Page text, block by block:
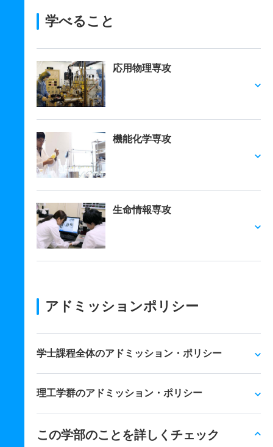
学べること
応用物理専攻
機能化学専攻
生命情報専攻
アドミッションポリシー
学士課程全体のアドミッション・ポリシー
理工学群のアドミッション・ポリシー
この学部のことを詳しくチェック